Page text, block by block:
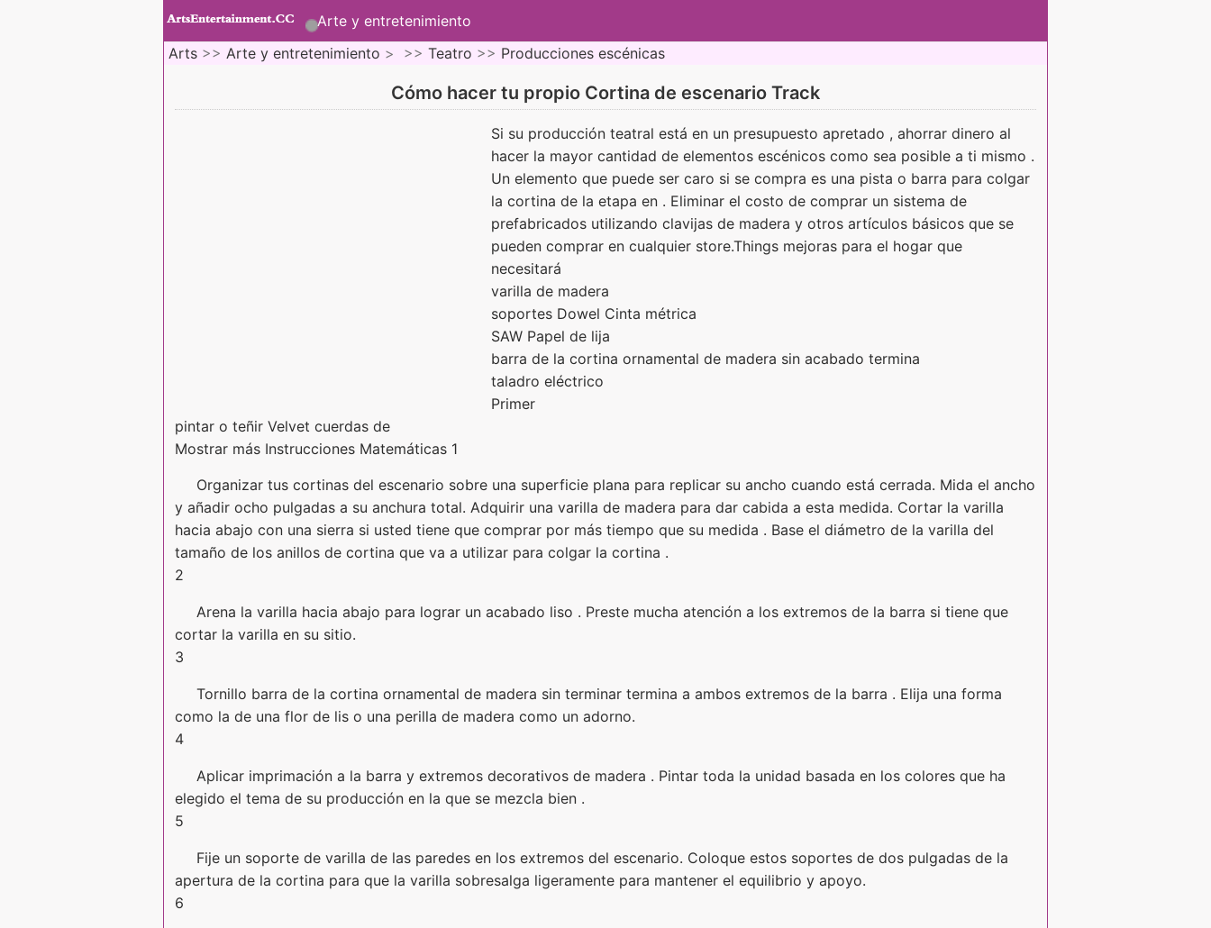
Arte y entretenimiento
Arts >> Arte y entretenimiento > >> Teatro >> Producciones escénicas
Cómo hacer tu propio Cortina de escenario Track
Si su producción teatral está en un presupuesto apretado , ahorrar dinero al
hacer la mayor cantidad de elementos escénicos como sea posible a ti mismo .
Un elemento que puede ser caro si se compra es una pista o barra para colgar
la cortina de la etapa en . Eliminar el costo de comprar un sistema de
prefabricados utilizando clavijas de madera y otros artículos básicos que se
pueden comprar en cualquier store.Things mejoras para el hogar que
necesitará
varilla de madera
soportes Dowel Cinta métrica
SAW Papel de lija
barra de la cortina ornamental de madera sin acabado termina
taladro eléctrico
Primer
pintar o teñir Velvet cuerdas de
Mostrar más Instrucciones Matemáticas 1
Organizar tus cortinas del escenario sobre una superficie plana para replicar su ancho cuando está cerrada. Mida el ancho
y añadir ocho pulgadas a su anchura total. Adquirir una varilla de madera para dar cabida a esta medida. Cortar la varilla
hacia abajo con una sierra si usted tiene que comprar por más tiempo que su medida . Base el diámetro de la varilla del
tamaño de los anillos de cortina que va a utilizar para colgar la cortina .
2
Arena la varilla hacia abajo para lograr un acabado liso . Preste mucha atención a los extremos de la barra si tiene que
cortar la varilla en su sitio.
3
Tornillo barra de la cortina ornamental de madera sin terminar termina a ambos extremos de la barra . Elija una forma
como la de una flor de lis o una perilla de madera como un adorno.
4
Aplicar imprimación a la barra y extremos decorativos de madera . Pintar toda la unidad basada en los colores que ha
elegido el tema de su producción en la que se mezcla bien .
5
Fije un soporte de varilla de las paredes en los extremos del escenario. Coloque estos soportes de dos pulgadas de la
apertura de la cortina para que la varilla sobresalga ligeramente para mantener el equilibrio y apoyo.
6